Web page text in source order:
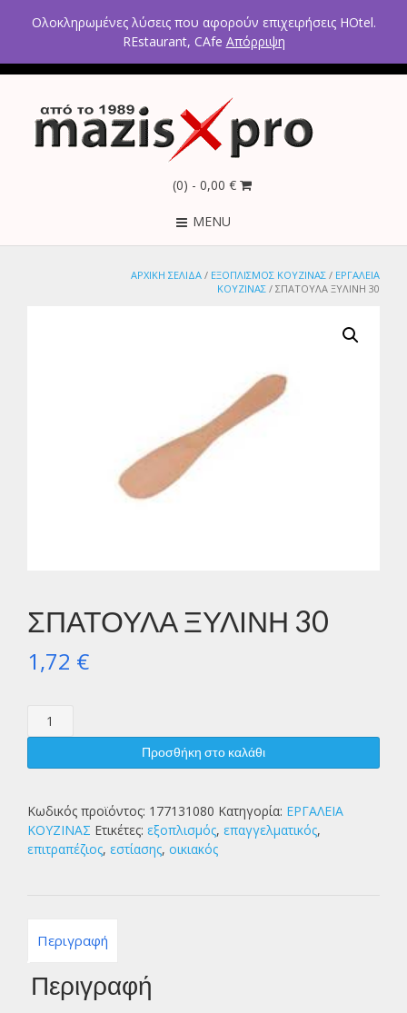
2ο χλμ Κρανιδίου – Πορτοχελίου, Αργολίδα 21300
Τηλέφωνα: 2754021300 – 6946670771 - 6980602291
(0) - 0,00 €
MENU
ΑΡΧΙΚΉ ΣΕΛΊΔΑ / ΕΞΟΠΛΙΣΜΟΣ ΚΟΥΖΙΝΑΣ / ΕΡΓΑΛΕΙΑ
ΚΟΥΖΙΝΑΣ / ΣΠΑΤΟΥΛΑ ΞΥΛΙΝΗ 30
ΣΠΑΤΟΥΛΑ ΞΥΛΙΝΗ 30
1,72 €
ΣΠΑΤΟΥΛΑ
ποσότητα
Προσθήκη στο καλάθι
Κωδικός προϊόντος: 177131080 Κατηγορία: ΕΡΓΑΛΕΙΑ
ΚΟΥΖΙΝΑΣ Ετικέτες: εξοπλισμός, επαγγελματικός,
επιτραπέζιος, εστίασης, οικιακός
Περιγραφή
Περιγραφή
Ολοκληρωμένες λύσεις που αφορούν επιχειρήσεις HOtel.
REstaurant, CAfe Απόρριψη